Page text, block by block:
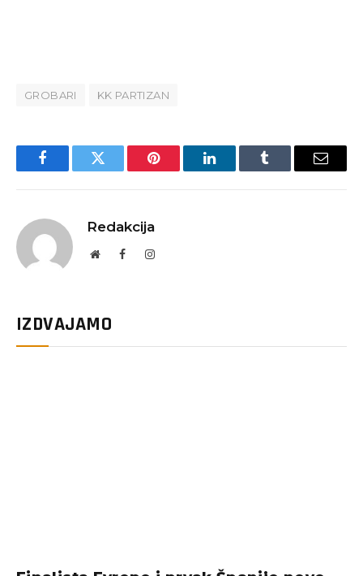
GROBARI KK PARTIZAN
FacebookTwitter Pinterest LinkedInTumblr Email
Redakcija
WebsiteFacebookInstagram
IZDVAJAMO